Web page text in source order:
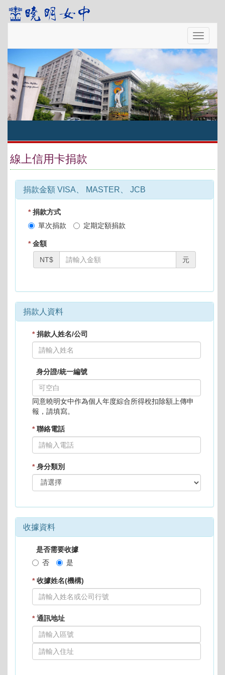
Toggle
線上信用卡捐款
捐款金額 VISA、 MASTER、 JCB
*捐款方式
單次捐款
定期定額捐款
*金額
額
NT$ 元
捐款人資料
*捐款人姓名/公司
身分證/統一編號
同意曉明女中作為個人年度綜合所得稅扣除額上傳申
報，請填寫。
*聯絡電話
*身分類別
收據資料
是否需要收據
否
是
*收據姓名(機構)
*通訊地址